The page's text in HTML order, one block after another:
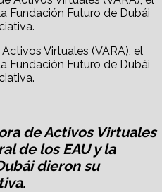
Virtuales (VARA), el
Fundación Futuro de Dubái
de Activos Virtuales
de los EAU y la
dieron su